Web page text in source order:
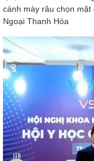
cánh mày râu chọn
Ngoại Thanh Hóa